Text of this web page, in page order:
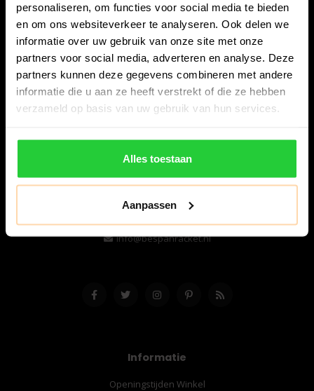
personaliseren, om functies voor social media te bieden
en om ons websiteverkeer te analyseren. Ook delen we
informatie over uw gebruik van onze site met onze
partners voor social media, adverteren en analyse. Deze
partners kunnen deze gegevens combineren met andere
informatie die u aan ze heeft verstrekt of die ze hebben
verzameld op basis van uw gebruik van hun services.
Alles toestaan
Aanpassen
Bespanracket.nl is dé racketspecialist van Lelystad en
omstreken.
Snijdersstraat 6
8224 AA Lelystad
Nederland
06-57276080
info@bespanracket.nl
Informatie
Openingstijden Winkel